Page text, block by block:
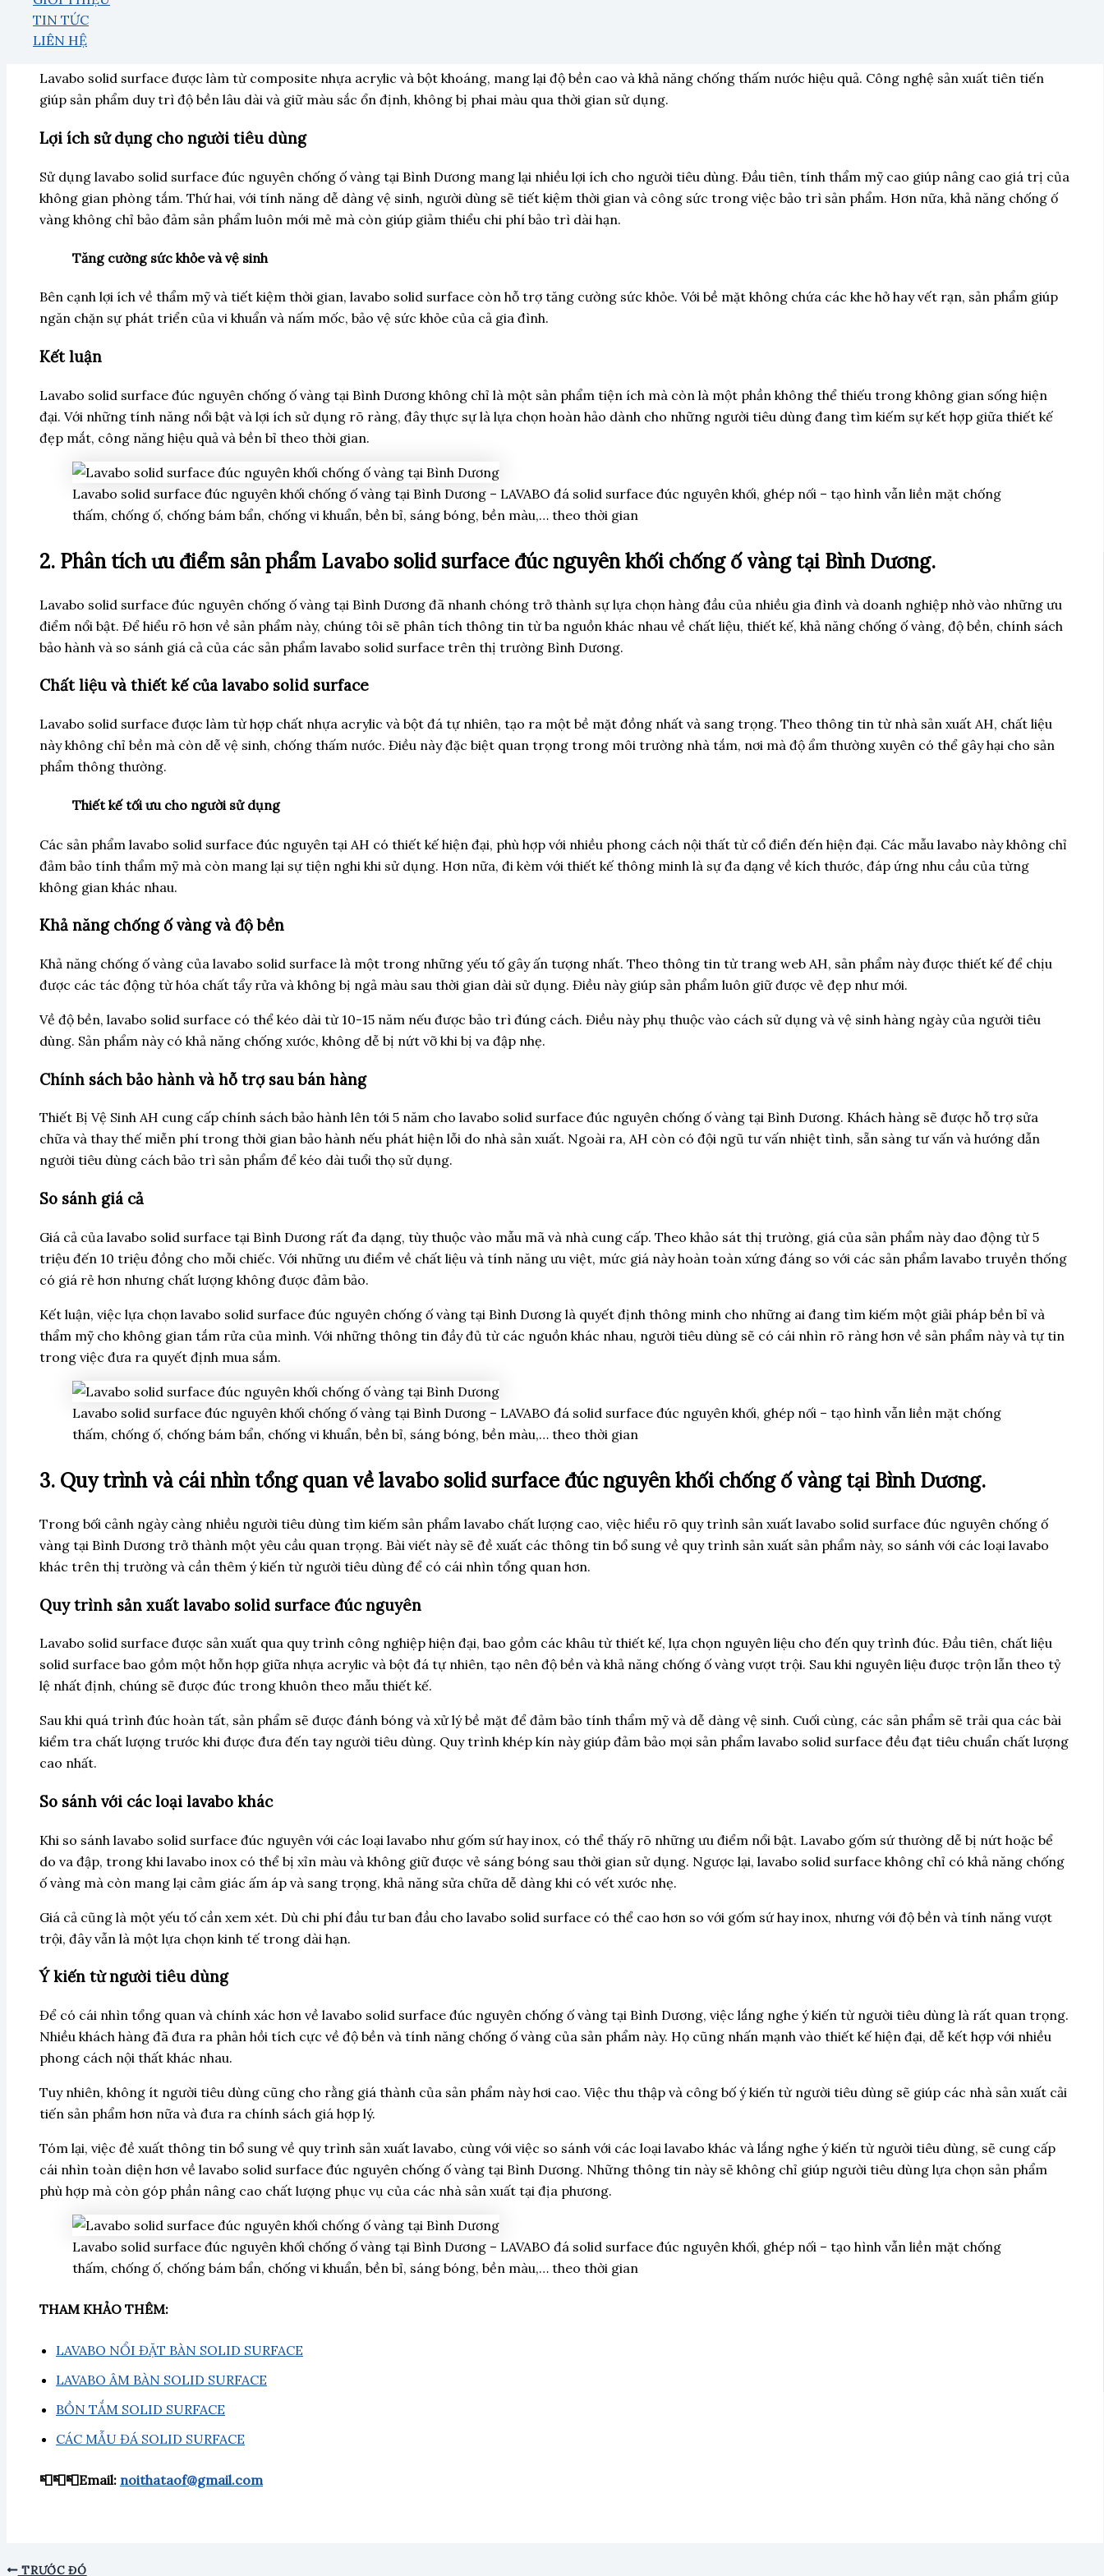
TIN TỨC
LIÊN HỆThành phần và công nghệ sản xuất
Lavabo solid surface được làm từ composite nhựa acrylic và bột khoáng, mang lại độ bền cao và khả năng chống thấm nước hiệu quả. Công nghệ sản xuất tiên tiến
giúp sản phẩm duy trì độ bền lâu dài và giữ màu sắc ổn định, không bị phai màu qua thời gian sử dụng.
Lợi ích sử dụng cho người tiêu dùng
Sử dụng lavabo solid surface đúc nguyên chống ố vàng tại Bình Dương mang lại nhiều lợi ích cho người tiêu dùng. Đầu tiên, tính thẩm mỹ cao giúp nâng cao giá trị của
không gian phòng tắm. Thứ hai, với tính năng dễ dàng vệ sinh, người dùng sẽ tiết kiệm thời gian và công sức trong việc bảo trì sản phẩm. Hơn nữa, khả năng chống ố
vàng không chỉ bảo đảm sản phẩm luôn mới mẻ mà còn giúp giảm thiểu chi phí bảo trì dài hạn.
Tăng cường sức khỏe và vệ sinh
Bên cạnh lợi ích về thẩm mỹ và tiết kiệm thời gian, lavabo solid surface còn hỗ trợ tăng cường sức khỏe. Với bề mặt không chứa các khe hở hay vết rạn, sản phẩm giúp
ngăn chặn sự phát triển của vi khuẩn và nấm mốc, bảo vệ sức khỏe của cả gia đình.
Kết luận
Lavabo solid surface đúc nguyên chống ố vàng tại Bình Dương không chỉ là một sản phẩm tiện ích mà còn là một phần không thể thiếu trong không gian sống hiện
đại. Với những tính năng nổi bật và lợi ích sử dụng rõ ràng, đây thực sự là lựa chọn hoàn hảo dành cho những người tiêu dùng đang tìm kiếm sự kết hợp giữa thiết kế
đẹp mắt, công năng hiệu quả và bền bỉ theo thời gian.
Lavabo solid surface đúc nguyên khối chống ố vàng tại Bình Dương – LAVABO đá solid surface đúc nguyên khối, ghép nối – tạo hình vẫn liền mặt chống
thấm, chống ố, chống bám bẩn, chống vi khuẩn, bền bỉ, sáng bóng, bền màu,… theo thời gian
2. Phân tích ưu điểm sản phẩm Lavabo solid surface đúc nguyên khối chống ố vàng tại Bình Dương.
Lavabo solid surface đúc nguyên chống ố vàng tại Bình Dương đã nhanh chóng trở thành sự lựa chọn hàng đầu của nhiều gia đình và doanh nghiệp nhờ vào những ưu
điểm nổi bật. Để hiểu rõ hơn về sản phẩm này, chúng tôi sẽ phân tích thông tin từ ba nguồn khác nhau về chất liệu, thiết kế, khả năng chống ố vàng, độ bền, chính sách
bảo hành và so sánh giá cả của các sản phẩm lavabo solid surface trên thị trường Bình Dương.
Chất liệu và thiết kế của lavabo solid surface
Lavabo solid surface được làm từ hợp chất nhựa acrylic và bột đá tự nhiên, tạo ra một bề mặt đồng nhất và sang trọng. Theo thông tin từ nhà sản xuất AH, chất liệu
này không chỉ bền mà còn dễ vệ sinh, chống thấm nước. Điều này đặc biệt quan trọng trong môi trường nhà tắm, nơi mà độ ẩm thường xuyên có thể gây hại cho sản
phẩm thông thường.
Thiết kế tối ưu cho người sử dụng
Các sản phẩm lavabo solid surface đúc nguyên tại AH có thiết kế hiện đại, phù hợp với nhiều phong cách nội thất từ cổ điển đến hiện đại. Các mẫu lavabo này không chỉ
đảm bảo tính thẩm mỹ mà còn mang lại sự tiện nghi khi sử dụng. Hơn nữa, đi kèm với thiết kế thông minh là sự đa dạng về kích thước, đáp ứng nhu cầu của từng
không gian khác nhau.
Khả năng chống ố vàng và độ bền
Khả năng chống ố vàng của lavabo solid surface là một trong những yếu tố gây ấn tượng nhất. Theo thông tin từ trang web AH, sản phẩm này được thiết kế để chịu
được các tác động từ hóa chất tẩy rửa và không bị ngả màu sau thời gian dài sử dụng. Điều này giúp sản phẩm luôn giữ được vẻ đẹp như mới.
Về độ bền, lavabo solid surface có thể kéo dài từ 10-15 năm nếu được bảo trì đúng cách. Điều này phụ thuộc vào cách sử dụng và vệ sinh hàng ngày của người tiêu
dùng. Sản phẩm này có khả năng chống xước, không dễ bị nứt vỡ khi bị va đập nhẹ.
Chính sách bảo hành và hỗ trợ sau bán hàng
Thiết Bị Vệ Sinh AH cung cấp chính sách bảo hành lên tới 5 năm cho lavabo solid surface đúc nguyên chống ố vàng tại Bình Dương. Khách hàng sẽ được hỗ trợ sửa
chữa và thay thế miễn phí trong thời gian bảo hành nếu phát hiện lỗi do nhà sản xuất. Ngoài ra, AH còn có đội ngũ tư vấn nhiệt tình, sẵn sàng tư vấn và hướng dẫn
người tiêu dùng cách bảo trì sản phẩm để kéo dài tuổi thọ sử dụng.
So sánh giá cả
Giá cả của lavabo solid surface tại Bình Dương rất đa dạng, tùy thuộc vào mẫu mã và nhà cung cấp. Theo khảo sát thị trường, giá của sản phẩm này dao động từ 5
triệu đến 10 triệu đồng cho mỗi chiếc. Với những ưu điểm về chất liệu và tính năng ưu việt, mức giá này hoàn toàn xứng đáng so với các sản phẩm lavabo truyền thống
có giá rẻ hơn nhưng chất lượng không được đảm bảo.
Kết luận, việc lựa chọn lavabo solid surface đúc nguyên chống ố vàng tại Bình Dương là quyết định thông minh cho những ai đang tìm kiếm một giải pháp bền bỉ và
thẩm mỹ cho không gian tắm rửa của mình. Với những thông tin đầy đủ từ các nguồn khác nhau, người tiêu dùng sẽ có cái nhìn rõ ràng hơn về sản phẩm này và tự tin
trong việc đưa ra quyết định mua sắm.
Lavabo solid surface đúc nguyên khối chống ố vàng tại Bình Dương – LAVABO đá solid surface đúc nguyên khối, ghép nối – tạo hình vẫn liền mặt chống
thấm, chống ố, chống bám bẩn, chống vi khuẩn, bền bỉ, sáng bóng, bền màu,… theo thời gian
3. Quy trình và cái nhìn tổng quan về lavabo solid surface đúc nguyên khối chống ố vàng tại Bình Dương.
Trong bối cảnh ngày càng nhiều người tiêu dùng tìm kiếm sản phẩm lavabo chất lượng cao, việc hiểu rõ quy trình sản xuất lavabo solid surface đúc nguyên chống ố
vàng tại Bình Dương trở thành một yêu cầu quan trọng. Bài viết này sẽ đề xuất các thông tin bổ sung về quy trình sản xuất sản phẩm này, so sánh với các loại lavabo
khác trên thị trường và cần thêm ý kiến từ người tiêu dùng để có cái nhìn tổng quan hơn.
Quy trình sản xuất lavabo solid surface đúc nguyên
Lavabo solid surface được sản xuất qua quy trình công nghiệp hiện đại, bao gồm các khâu từ thiết kế, lựa chọn nguyên liệu cho đến quy trình đúc. Đầu tiên, chất liệu
solid surface bao gồm một hỗn hợp giữa nhựa acrylic và bột đá tự nhiên, tạo nên độ bền và khả năng chống ố vàng vượt trội. Sau khi nguyên liệu được trộn lẫn theo tỷ
lệ nhất định, chúng sẽ được đúc trong khuôn theo mẫu thiết kế.
Sau khi quá trình đúc hoàn tất, sản phẩm sẽ được đánh bóng và xử lý bề mặt để đảm bảo tính thẩm mỹ và dễ dàng vệ sinh. Cuối cùng, các sản phẩm sẽ trải qua các bài
kiểm tra chất lượng trước khi được đưa đến tay người tiêu dùng. Quy trình khép kín này giúp đảm bảo mọi sản phẩm lavabo solid surface đều đạt tiêu chuẩn chất lượng
cao nhất.
So sánh với các loại lavabo khác
Khi so sánh lavabo solid surface đúc nguyên với các loại lavabo như gốm sứ hay inox, có thể thấy rõ những ưu điểm nổi bật. Lavabo gốm sứ thường dễ bị nứt hoặc bể
do va đập, trong khi lavabo inox có thể bị xỉn màu và không giữ được vẻ sáng bóng sau thời gian sử dụng. Ngược lại, lavabo solid surface không chỉ có khả năng chống
ố vàng mà còn mang lại cảm giác ấm áp và sang trọng, khả năng sửa chữa dễ dàng khi có vết xước nhẹ.
Giá cả cũng là một yếu tố cần xem xét. Dù chi phí đầu tư ban đầu cho lavabo solid surface có thể cao hơn so với gốm sứ hay inox, nhưng với độ bền và tính năng vượt
trội, đây vẫn là một lựa chọn kinh tế trong dài hạn.
Ý kiến từ người tiêu dùng
Để có cái nhìn tổng quan và chính xác hơn về lavabo solid surface đúc nguyên chống ố vàng tại Bình Dương, việc lắng nghe ý kiến từ người tiêu dùng là rất quan trọng.
Nhiều khách hàng đã đưa ra phản hồi tích cực về độ bền và tính năng chống ố vàng của sản phẩm này. Họ cũng nhấn mạnh vào thiết kế hiện đại, dễ kết hợp với nhiều
phong cách nội thất khác nhau.
Tuy nhiên, không ít người tiêu dùng cũng cho rằng giá thành của sản phẩm này hơi cao. Việc thu thập và công bố ý kiến từ người tiêu dùng sẽ giúp các nhà sản xuất cải
tiến sản phẩm hơn nữa và đưa ra chính sách giá hợp lý.
Tóm lại, việc đề xuất thông tin bổ sung về quy trình sản xuất lavabo, cùng với việc so sánh với các loại lavabo khác và lắng nghe ý kiến từ người tiêu dùng, sẽ cung cấp
cái nhìn toàn diện hơn về lavabo solid surface đúc nguyên chống ố vàng tại Bình Dương. Những thông tin này sẽ không chỉ giúp người tiêu dùng lựa chọn sản phẩm
phù hợp mà còn góp phần nâng cao chất lượng phục vụ của các nhà sản xuất tại địa phương.
Lavabo solid surface đúc nguyên khối chống ố vàng tại Bình Dương – LAVABO đá solid surface đúc nguyên khối, ghép nối – tạo hình vẫn liền mặt chống
thấm, chống ố, chống bám bẩn, chống vi khuẩn, bền bỉ, sáng bóng, bền màu,… theo thời gian
THAM KHẢO THÊM:
LAVABO NỔI ĐẶT BÀN SOLID SURFACE
LAVABO ÂM BÀN SOLID SURFACE
BỒN TẮM SOLID SURFACE
CÁC MẪU ĐÁ SOLID SURFACE
📮📮📮Email: noithataof@gmail.com
TRƯỚC ĐÓ